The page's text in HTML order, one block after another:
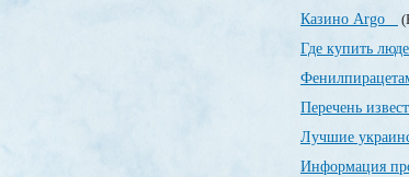
Казино Argo
Где купить
Перечень
Лучшие
Информация